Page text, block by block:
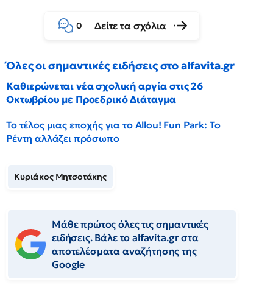
0 Δείτε τα σχόλια
Όλες οι σημαντικές ειδήσεις στο alfavita.gr
Καθιερώνεται νέα σχολική αργία στις 26
Οκτωβρίου με Προεδρικό Διάταγμα
Το τέλος μιας εποχής για το Allou! Fun Park: Το
Ρέντη αλλάζει πρόσωπο
Κυριάκος Μητσοτάκης
Μάθε πρώτος όλες τις σημαντικές
ειδήσεις. Βάλε το alfavita.gr στα
αποτελέσματα αναζήτησης της
Google